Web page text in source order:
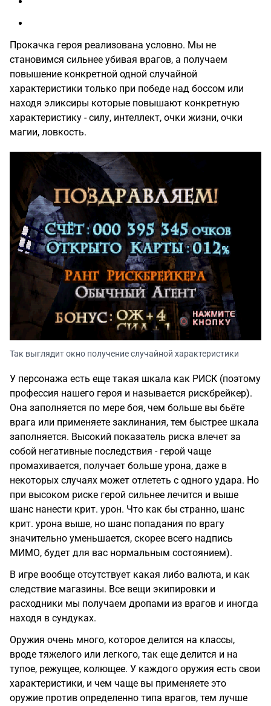
Прокачка героя реализована условно. Мы не
становимся сильнее убивая врагов, а получаем
повышение конкретной одной случайной
характеристики только при победе над боссом или
находя эликсиры которые повышают конкретную
характеристику - силу, интеллект, очки жизни, очки
магии, ловкость.
Так выглядит окно получение случайной характеристики
У персонажа есть еще такая шкала как РИСК (поэтому
профессия нашего героя и называется рискбрейкер).
Она заполняется по мере боя, чем больше вы бьёте
врага или применяете заклинания, тем быстрее шкала
заполняется. Высокий показатель риска влечет за
собой негативные последствия - герой чаще
промахивается, получает больше урона, даже в
некоторых случаях может отлететь с одного удара. Но
при высоком риске герой сильнее лечится и выше
шанс нанести крит. урон. Что как бы странно, шанс
крит. урона выше, но шанс попадания по врагу
значительно уменьшается, скорее всего надпись
МИМО, будет для вас нормальным состоянием).
В игре вообще отсутствует какая либо валюта, и как
следствие магазины. Все вещи экипировки и
расходники мы получаем дропами из врагов и иногда
находя в сундуках.
Оружия очень много, которое делится на классы,
вроде тяжелого или легкого, так еще делится и на
тупое, режущее, колющее. У каждого оружия есть свои
характеристики, и чем чаще вы применяете это
оружие против определенно типа врагов, тем лучше